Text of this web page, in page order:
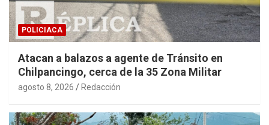
POLICIACA
Atacan a balazos a agente de Tránsito en
Chilpancingo, cerca de la 35 Zona Militar
agosto 8, 2026 Redacción